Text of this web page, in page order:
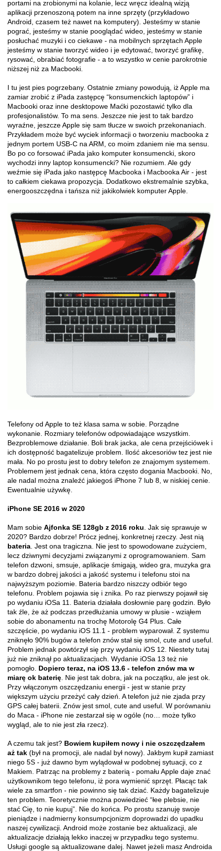
portami na zrobionymi na kolanie, lecz wręcz idealną wizją
aplikacji przenoszoną potem na inne sprzęty (przykładowo
Android, czasem też nawet na komputery). Jesteśmy w stanie
pograć, jesteśmy w stanie pooglądać wideo, jesteśmy w stanie
posłuchać muzyki i co ciekawe - na mobilnych sprzętach Apple
jesteśmy w stanie tworzyć wideo i je edytować, tworzyć grafikę,
rysować, obrabiać fotografie - a to wszystko w cenie parokrotnie
niższej niż za Macbooki.
I tu jest pies pogrzebany. Ostatnie zmiany powodują, iż Apple ma
zamiar zrobić z iPada zastępcę “konsumenckich laptopów” i
Macbooki oraz inne desktopowe Maćki pozostawić tylko dla
profesjonalistów. To ma sens. Jeszcze nie jest to tak bardzo
wyraźne, jeszcze Apple się sam tłucze w swoich przekonaniach.
Przykładem może być wyciek informacji o tworzeniu macbooka z
jednym portem USB-C na ARM, co moim zdaniem nie ma sensu.
Bo po co forsować iPada jako komputer konsumencki, skoro
wychodzi inny laptop konsumencki? Nie rozumiem. Ale gdy
weźmie się iPada jako następcę Macbooka i Macbooka Air - jest
to całkiem ciekawa propozycja. Dodatkowo ekstremalnie szybka,
energooszczędna i tańsza niż jakikolwiek komputer Apple.
Telefony od Apple to też klasa sama w sobie. Porządne
wykonanie. Rozmiary telefonów odpowiadające wszystkim.
Bezproblemowe działanie. Boli brak jacka, ale cena przejściówek i
ich dostępność bagatelizuje problem. Ilość akcesoriów tez jest nie
mała. No po prostu jest to dobry telefon ze znajomym systemem.
Problemem jest jednak cena, która często dogania Macbooki. No,
ale nadal można znaleźć jakiegoś iPhone 7 lub 8, w niskiej cenie.
Ewentualnie używkę.
iPhone SE 2016 w 2020
Mam sobie Ajfonka SE 128gb z 2016 roku . Jak się sprawuje w
2020? Bardzo dobrze! Prócz jednej, konkretnej rzeczy. Jest nią
bateria . Jest ona tragiczna. Nie jest to spowodowane zużyciem,
lecz dziwnymi decyzjami związanymi z oprogramowaniem. Sam
telefon dzwoni, smsuje, aplikacje śmigają, wideo gra, muzyka gra
w bardzo dobrej jakości a jakość systemu i telefonu stoi na
najwyższym poziomie. Bateria bardzo niszczy odbiór tego
telefonu. Problem pojawia się i znika. Po raz pierwszy pojawił się
po wydaniu iOSa 11. Bateria działała dosłownie parę godzin. Było
tak źle, że aż podczas przedłużania umowy w plusie - wziąłem
sobie do abonamentu na trochę Motorolę G4 Plus. Całe
szczęście, po wydaniu iOS 11.1 - problem wyparował. Z systemu
zniknęło 90% bugów a telefon znów stał się smol, cute and useful.
Problem jednak powtórzył się przy wydaniu iOS 12. Niestety tutaj
już nie zniknął po aktualizacjach. Wydanie iOSa 13 też nie
pomogło. Dopiero teraz, na iOS 13.6 - telefon znów ma w
miarę ok baterię . Nie jest tak dobra, jak na początku, ale jest ok.
Przy włączonym oszczędzaniu energii - jest w stanie przy
większym użyciu przeżyć cały dzień. A telefon już nie zjada przy
GPS całej baterii. Znów jest smol, cute and useful. W porównaniu
do Maca - iPhone nie zestarzał się w ogóle (no… może tylko
wygląd, ale to nie jest zła rzecz).
A czemu tak jest? Bowiem kupiłem nowy i nie oszczędzałem
aż tak (był na promocji, ale nadal był nowy). Jakbym kupił zamiast
niego 5S - już dawno bym wylądował w podobnej sytuacji, co z
Makiem. Patrząc na problemy z baterią - pomału Apple daje znać
użytkownikom tego telefonu, iż pora wymienić sprzęt. Płacąc tak
wiele za smartfon - nie powinno się tak dziać. Każdy bagatelizuje
ten problem. Teoretycznie można powiedzieć “łee plebsie, nie
stać Cię, to nie kupuj”. Nie do końca. Po prostu szanuję swoje
pieniądze i nadmierny konsumpcjonizm doprowadzi do upadku
naszej cywilizacji. Android może zostanie bez aktualizacji, ale
aktualizacje działają lekko inaczej w przypadku tego systemu.
Usługi google są aktualizowane dalej. Nawet jeżeli masz Androida